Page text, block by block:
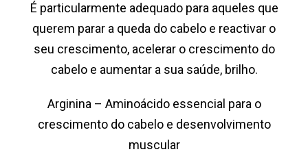
É particularmente adequado para aqueles que
querem parar a queda do cabelo e reactivar o
seu crescimento, acelerar o crescimento do
cabelo e aumentar a sua saúde, brilho.
Arginina – Aminoácido essencial para o
crescimento do cabelo e desenvolvimento
muscular